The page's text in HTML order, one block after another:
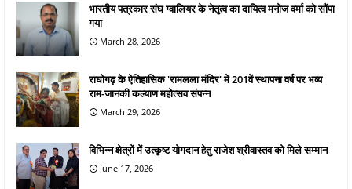
भारतीय पत्रकार संघ ग्वालियर के नेतृत्व का दायित्व मनोज वर्मा को सौंपा
गया
March 28, 2026
राघोगढ़ के ऐतिहासिक 'रामलला मंदिर' में 201वें स्थापना वर्ष पर भव्य
राम-जानकी कल्याण महोत्सव संपन्न
March 29, 2026
विभिन्न क्षेत्रों में उत्कृष्ट योगदान हेतु राजेश श्रीवास्तव को मिले सम्मान
June 17, 2026